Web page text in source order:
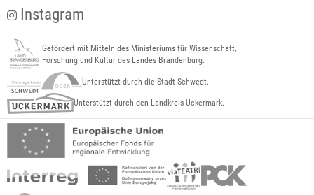
Instagram
Gefördert mit Mitteln des Ministeriums für Wissenschaft,
Forschung und Kultur des Landes Brandenburg.
Unterstützt durch die Stadt Schwedt.
Unterstützt durch den Landkreis Uckermark.